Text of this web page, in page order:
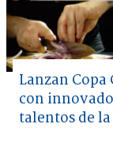
Lanzan
con
talentos de